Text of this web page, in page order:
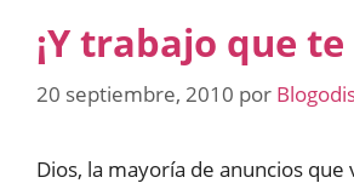
¡Y trabajo que
20 septiembre, 2010 por
Dios, la mayoría de anuncios que